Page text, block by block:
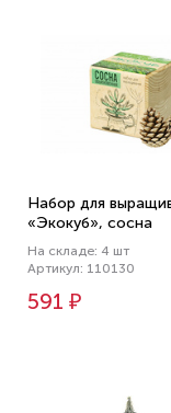
Набор для
«Экокуб», сосна
На складе: 4 шт
Артикул: 110130
591 ₽